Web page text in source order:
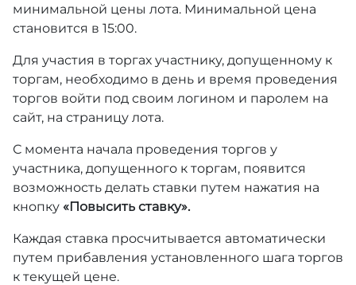
минимальной цены лота. Минимальной цена
становится в 15:00.
Для участия в торгах участнику, допущенному к
торгам, необходимо в день и время проведения
торгов войти под своим логином и паролем на
сайт, на страницу лота.
С момента начала проведения торгов у
участника, допущенного к торгам, появится
возможность делать ставки путем нажатия на
кнопку «Повысить ставку».
Каждая ставка просчитывается автоматически
путем прибавления установленного шага торгов
к текущей цене.